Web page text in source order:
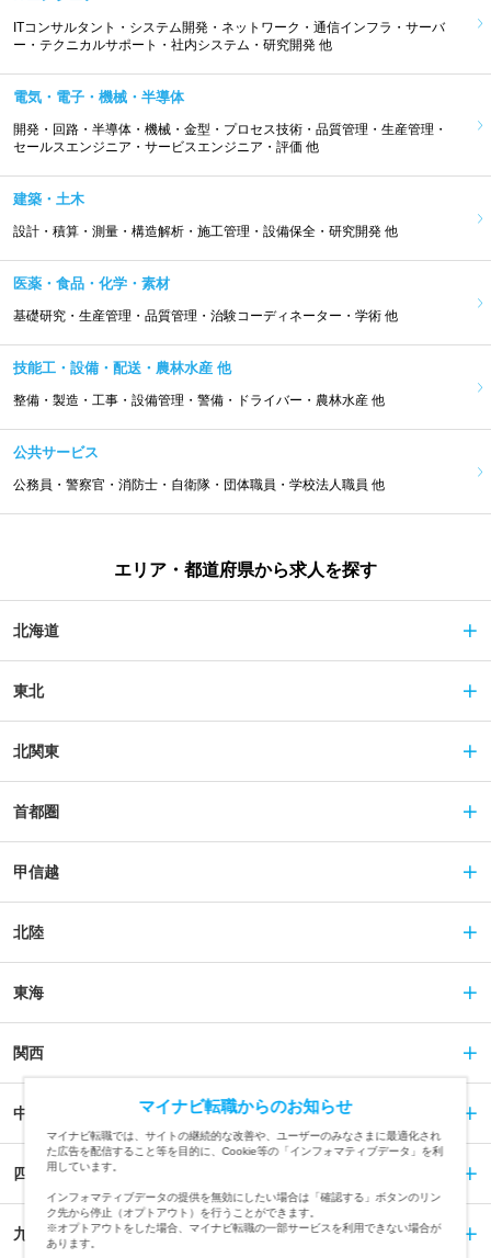
ITコンサルタント・システム開発・ネットワーク・通信インフラ・サーバ
ー・テクニカルサポート・社内システム・研究開発 他
電気・電子・機械・半導体
開発・回路・半導体・機械・金型・プロセス技術・品質管理・生産管理・
セールスエンジニア・サービスエンジニア・評価 他
建築・土木
設計・積算・測量・構造解析・施工管理・設備保全・研究開発 他
医薬・食品・化学・素材
基礎研究・生産管理・品質管理・治験コーディネーター・学術 他
技能工・設備・配送・農林水産 他
整備・製造・工事・設備管理・警備・ドライバー・農林水産 他
公共サービス
公務員・警察官・消防士・自衛隊・団体職員・学校法人職員 他
エリア・都道府県から求人を探す
北海道
東北
北関東
首都圏
甲信越
北陸
東海
関西
中国
四国
九州
マイナビ転職からのお知らせ
マイナビ転職では、サイトの継続的な改善や、ユーザーのみなさまに最適化され
た広告を配信すること等を目的に、Cookie等の「インフォマティブデータ」を利
用しています。
インフォマティブデータの提供を無効にしたい場合は「確認する」ボタンのリン
ク先から停止（オプトアウト）を行うことができます。
※オプトアウトをした場合、マイナビ転職の一部サービスを利用できない場合が
あります。